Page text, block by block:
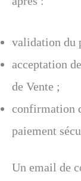
validation du
acceptation
de Vente ;
confirmation
paiement
Un email de